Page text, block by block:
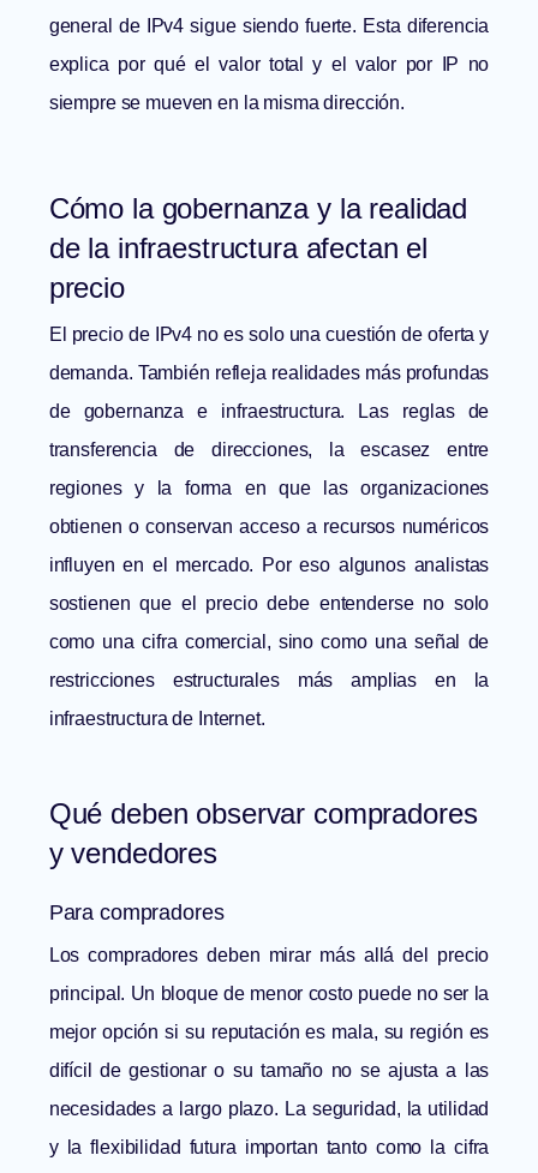
general de IPv4 sigue siendo fuerte. Esta diferencia
explica por qué el valor total y el valor por IP no
siempre se mueven en la misma dirección.
Cómo la gobernanza y la realidad
de la infraestructura afectan el
precio
El precio de IPv4 no es solo una cuestión de oferta y
demanda. También refleja realidades más profundas
de gobernanza e infraestructura. Las reglas de
transferencia de direcciones, la escasez entre
regiones y la forma en que las organizaciones
obtienen o conservan acceso a recursos numéricos
influyen en el mercado. Por eso algunos analistas
sostienen que el precio debe entenderse no solo
como una cifra comercial, sino como una señal de
restricciones estructurales más amplias en la
infraestructura de Internet.
Qué deben observar compradores
y vendedores
Para compradores
Los compradores deben mirar más allá del precio
principal. Un bloque de menor costo puede no ser la
mejor opción si su reputación es mala, su región es
difícil de gestionar o su tamaño no se ajusta a las
necesidades a largo plazo. La seguridad, la utilidad
y la flexibilidad futura importan tanto como la cifra